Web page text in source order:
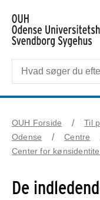
OUH Forside
Til
Odense
Centre
Center for
De